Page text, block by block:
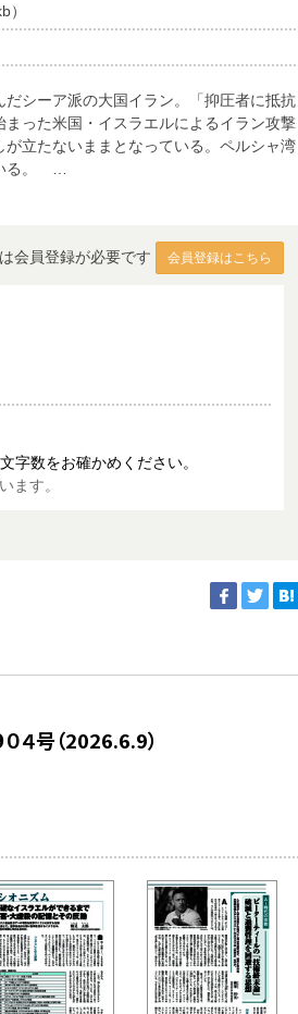
シーア派の大国イラン。「抑圧者に抵抗
った米国・イスラエルによるイラン攻撃
立たないままとなっている。ペルシャ湾
る。 …
会員登録が必要です 会員登録はこちら
字数をお確かめください。
ます。
号（2026.6.9）